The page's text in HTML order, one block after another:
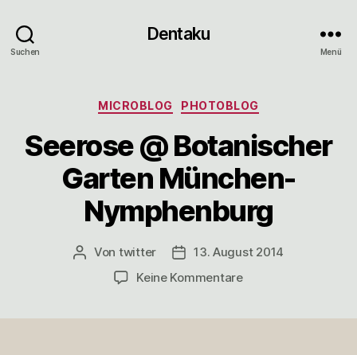
Suchen
Dentaku
Menü
Kategorien
MICROBLOG PHOTOBLOG
Seerose @ Botanischer
Garten München-
Nymphenburg
Beitragsautor
Von twitter Veröffentlichungsdatum
13. August 2014
Keine Kommentarezu